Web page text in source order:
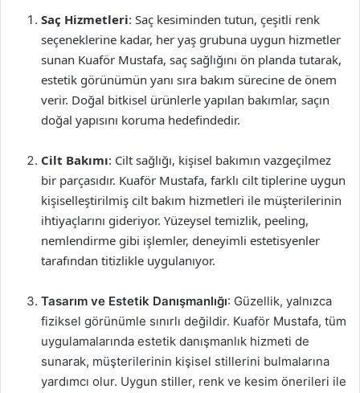
Saç Hizmetleri: Saç kesiminden tutun, çeşitli renk
seçeneklerine kadar, her yaş grubuna uygun hizmetler
sunan Kuaför Mustafa, saç sağlığını ön planda tutarak,
estetik görünümün yanı sıra bakım sürecine de önem
verir. Doğal bitkisel ürünlerle yapılan bakımlar, saçın
doğal yapısını koruma hedefindedir.
Cilt Bakımı: Cilt sağlığı, kişisel bakımın vazgeçilmez
bir parçasıdır. Kuaför Mustafa, farklı cilt tiplerine uygun
kişiselleştirilmiş cilt bakım hizmetleri ile müşterilerinin
ihtiyaçlarını gideriyor. Yüzeysel temizlik, peeling,
nemlendirme gibi işlemler, deneyimli estetisyenler
tarafından titizlikle uygulanıyor.
Tasarım ve Estetik Danışmanlığı: Güzellik, yalnızca
fiziksel görünümle sınırlı değildir. Kuaför Mustafa, tüm
uygulamalarında estetik danışmanlık hizmeti de
sunarak, müşterilerinin kişisel stillerini bulmalarına
yardımcı olur. Uygun stiller, renk ve kesim önerileri ile